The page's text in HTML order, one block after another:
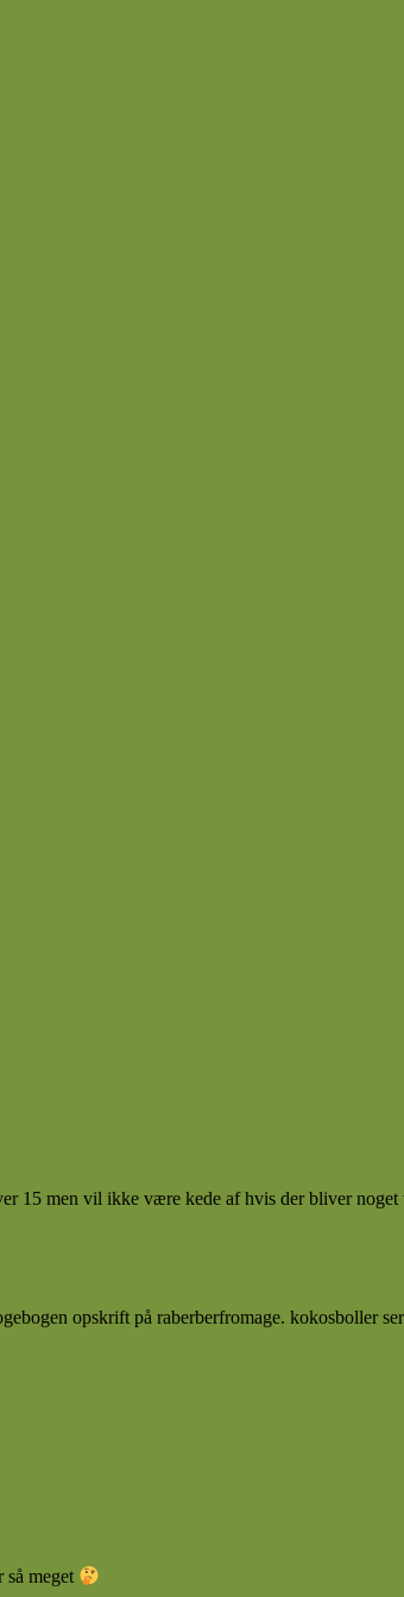
15 men vil ikke være kede af hvis der bliver noget
opskrift på raberberfromage. kokosboller
så meget